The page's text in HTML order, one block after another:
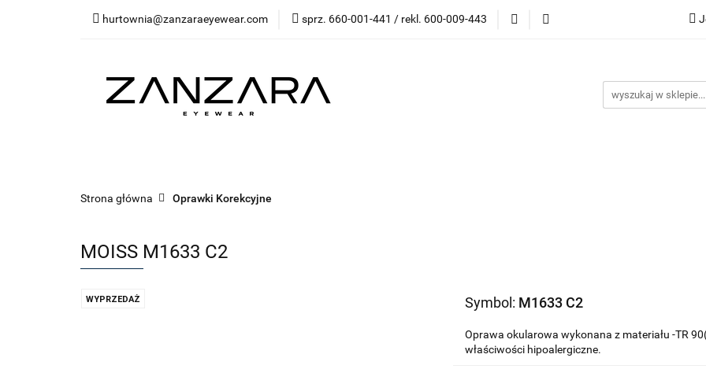
hurtownia@zanzaraeyewear.com sprz. 660-001-441 / rekl. 600-009-443
Bestsellery Kategorie Środki ochrony (maski)
NOWOŚCI Oprawki korekcyjne Oprawki Clip On Okulary
Akcesoria Bestsellery
Strona główna Oprawki Korekcyjne
MOISS M1633 C2
WYPRZEDAŻ Symbol: M1633 C2
Oprawa okularowa wykonana z materiału -TR
właściwości hipoalergiczne.